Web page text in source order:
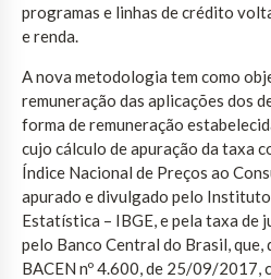
programas e linhas de crédito
e renda.
A nova metodologia tem como
remuneração das aplicações dos
forma de remuneração
cujo cálculo de apuração da taxa
Índice Nacional de Preços ao
apurado e divulgado pelo
Estatística – IBGE, e pela taxa de
pelo Banco Central do Brasil, que,
BACEN nº 4.600, de 25/09/2017,